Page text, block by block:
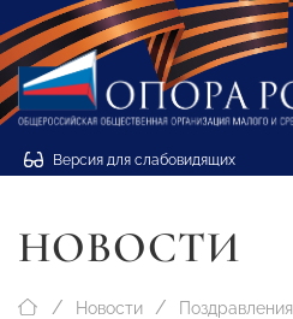
Версия для слабовидящих
НОВОСТИ
Новости Поздравления